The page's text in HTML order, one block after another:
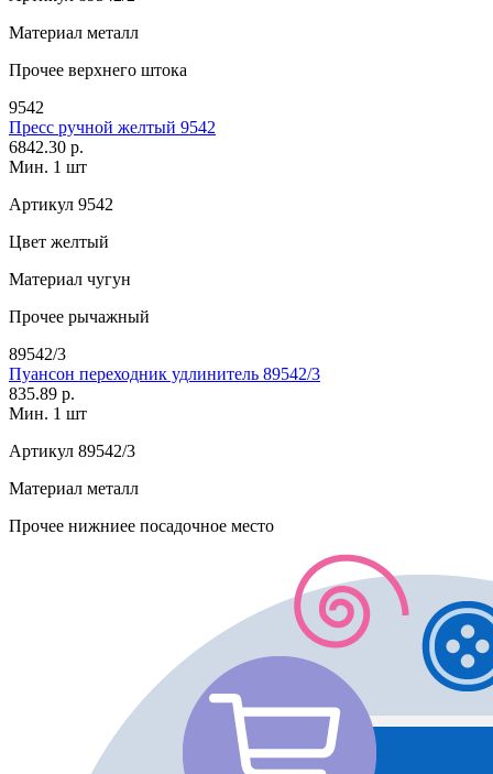
Материал металл
Прочее верхнего штока
9542
Пресс ручной желтый 9542
6842.30 р.
Мин. 1 шт
Артикул 9542
Цвет желтый
Материал чугун
Прочее рычажный
89542/3
Пуансон переходник удлинитель 89542/3
835.89 р.
Мин. 1 шт
Артикул 89542/3
Материал металл
Прочее нижниее посадочное место